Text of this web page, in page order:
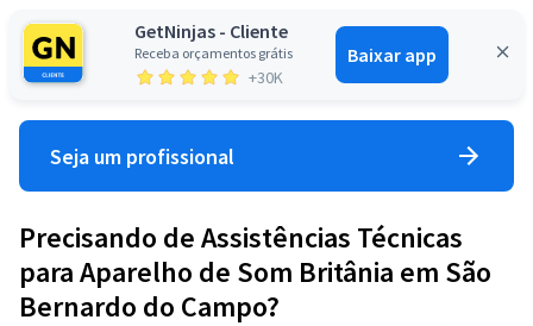
GetNinjas - Cliente
Receba orçamentos grátis
+30K
Baixar app
Entrar
Seja um profissional
Precisando de Assistências Técnicas
para Aparelho de Som Britânia em São
Bernardo do Campo?